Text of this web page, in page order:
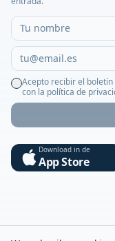
Acepto recibir el
con la política de
Download in de
App Store